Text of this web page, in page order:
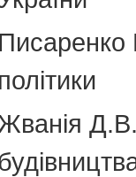
Писаренко
політики